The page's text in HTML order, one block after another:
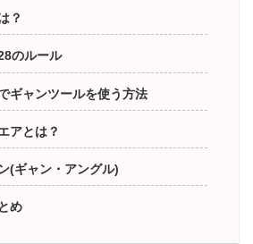
？
のルール
ギャンツールを使う方法
アとは？
(ギャン・アングル)
め